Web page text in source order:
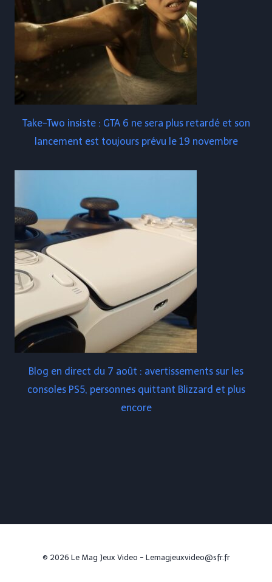
Take-Two insiste : GTA 6 ne sera plus retardé et son
lancement est toujours prévu le 19 novembre
Blog en direct du 7 août : avertissements sur les
consoles PS5, personnes quittant Blizzard et plus
encore
© 2026 Le Mag Jeux Video - Lemagjeuxvideo@sfr.fr